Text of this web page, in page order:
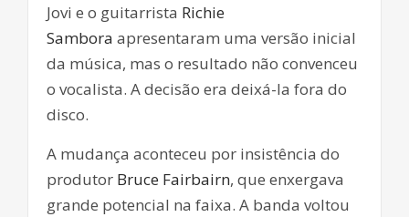
Jovi e o guitarrista Richie
Sambora apresentaram uma versão inicial
da música, mas o resultado não convenceu
o vocalista. A decisão era deixá-la fora do
disco.
A mudança aconteceu por insistência do
produtor Bruce Fairbairn, que enxergava
grande potencial na faixa. A banda voltou